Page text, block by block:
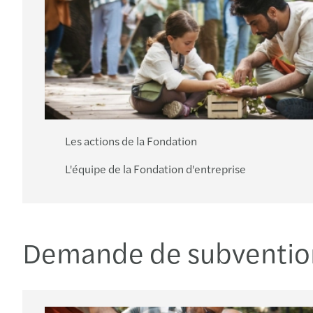
Les actions de la Fondation
L'équipe de la Fondation d'entreprise
Demande de